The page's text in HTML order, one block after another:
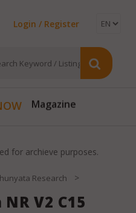
Login / Register
Magazine
for archieve purposes.
Research >
V2 C15